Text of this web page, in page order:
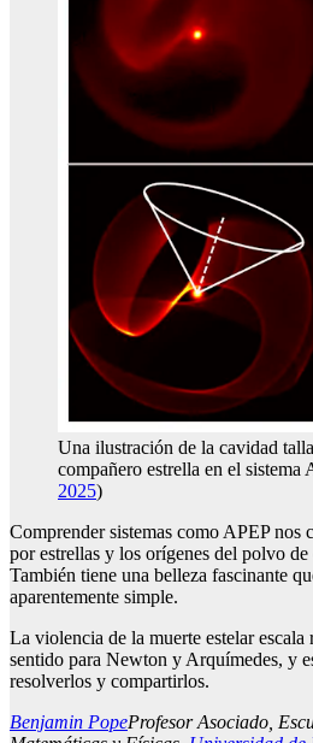
Una ilustración de la cavidad
compañero estrella en el sistema
2025)
Comprender sistemas como APEP nos
por estrellas y los orígenes del polvo
También tiene una belleza fascinante
aparentemente simple.
La violencia de la muerte estelar escala
sentido para Newton y Arquímedes, y
resolverlos y compartirlos.
Benjamin PopeProfesor Asociado,